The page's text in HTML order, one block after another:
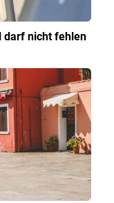
darf nicht fehlen